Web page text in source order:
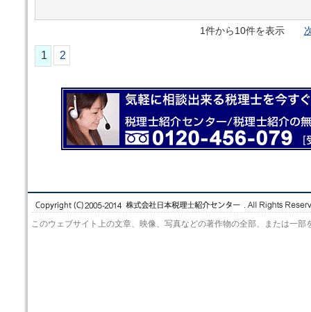
1件から10件を表示
1 2
このウェブサイト上の文章、映像、写真などの著作物の全部、または一